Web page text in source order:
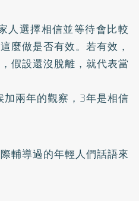
人選擇相信並等待會比較
麼做是否有效。若有效，
假設還沒脫離，就代表當
加兩年的觀察，3年是相信
輔導過的年輕人們話語來